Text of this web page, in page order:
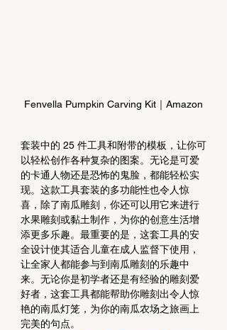
Fenvella Pumpkin Carving Kit｜Amazon
套装中的 25 件工具和附带的模板，让你可
以轻松创作各种复杂的图案。无论是可爱
的卡通人物还是恐怖的鬼脸，都能轻松实
现。这款工具套装的多功能性也令人惊
喜，除了南瓜雕刻，你还可以用它来进行
水果雕刻或黏土制作，为你的创意生活增
添更多乐趣。最重要的是，这套工具的安
全设计使其适合儿童在成人监督下使用，
让全家人都能参与到南瓜雕刻的乐趣中
来。无论你是初学者还是有经验的雕刻爱
好者，这套工具都能帮助你雕刻出令人惊
艳的南瓜灯笼，为你的南瓜农场之旅画上
完美的句点。